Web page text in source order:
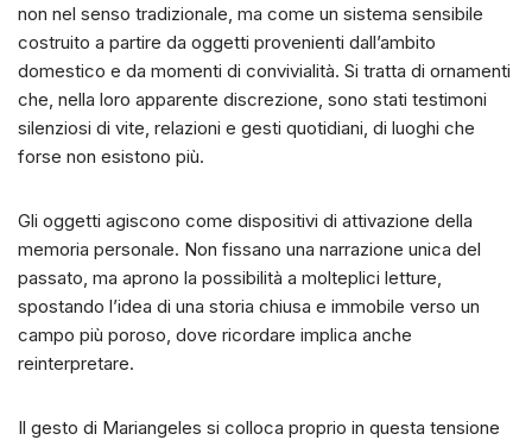
non nel senso tradizionale, ma come un sistema sensibile
costruito a partire da oggetti provenienti dall’ambito
domestico e da momenti di convivialità. Si tratta di ornamenti
che, nella loro apparente discrezione, sono stati testimoni
silenziosi di vite, relazioni e gesti quotidiani, di luoghi che
forse non esistono più.
Gli oggetti agiscono come dispositivi di attivazione della
memoria personale. Non fissano una narrazione unica del
passato, ma aprono la possibilità a molteplici letture,
spostando l’idea di una storia chiusa e immobile verso un
campo più poroso, dove ricordare implica anche
reinterpretare.
Il gesto di Mariangeles si colloca proprio in questa tensione